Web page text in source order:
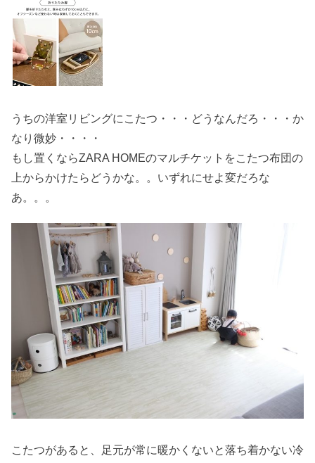
うちの洋室リビングにこたつ・・・どうなんだろ・・・か
なり微妙・・・・
もし置くならZARA HOMEのマルチケットをこたつ布団の
上からかけたらどうかな。。いずれにせよ変だろな
あ。。。
こたつがあると、足元が常に暖かくないと落ち着かない冷